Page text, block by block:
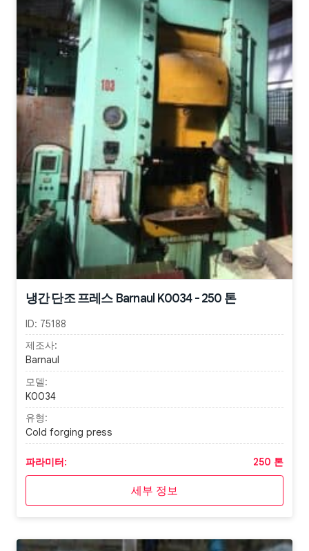
냉간 단조 프레스 Barnaul K0034 - 250 톤
ID: 75188
제조사:
Barnaul
모델:
K0034
유형:
Cold forging press
파라미터: 250 톤
세부 정보